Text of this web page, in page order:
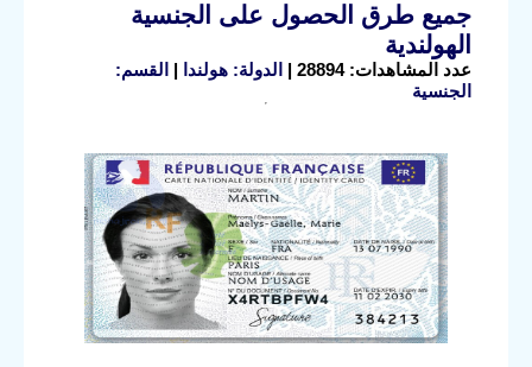
جميع طرق الحصول على الجنسية
الهولندية
عدد المشاهدات: 28894 | الدولة: هولندا | القسم:
الجنسية